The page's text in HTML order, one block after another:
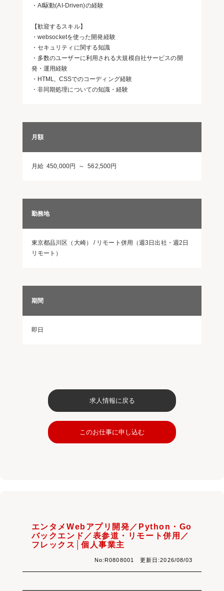
・AI駆動(AI-Driven)の経験
【歓迎するスキル】
・websocketを使った開発経験
・セキュリティに関する知識
・多数のユーザーに利用される大規模自社サービスの開
発・運用経験
・HTML, CSSでのコーディング経験
・非同期処理についての知識・経験
月額
月給 450,000円 ～ 562,500円
勤務地
東京都品川区（大崎） / リモート併用（週3日出社・週2日
リモート）
期間
即日
求人情報に戻る
このお仕事に申し込む
エンタメWebアプリ開発／Python・Go
バックエンド／表参道・リモート併用／
フレックス│個人事業主
No:R0808001 更新日:2026/08/03